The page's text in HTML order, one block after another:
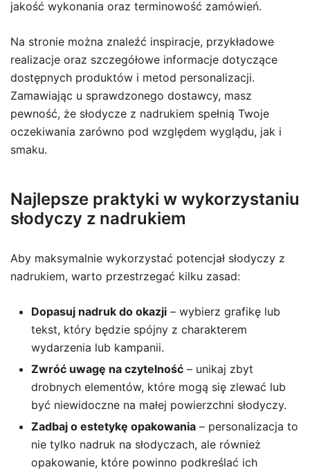
jakość wykonania oraz terminowość zamówień.
Na stronie można znaleźć inspiracje, przykładowe
realizacje oraz szczegółowe informacje dotyczące
dostępnych produktów i metod personalizacji.
Zamawiając u sprawdzonego dostawcy, masz
pewność, że słodycze z nadrukiem spełnią Twoje
oczekiwania zarówno pod względem wyglądu, jak i
smaku.
Najlepsze praktyki w wykorzystaniu
słodyczy z nadrukiem
Aby maksymalnie wykorzystać potencjał słodyczy z
nadrukiem, warto przestrzegać kilku zasad:
Dopasuj nadruk do okazji – wybierz grafikę lub
tekst, który będzie spójny z charakterem
wydarzenia lub kampanii.
Zwróć uwagę na czytelność – unikaj zbyt
drobnych elementów, które mogą się zlewać lub
być niewidoczne na małej powierzchni słodyczy.
Zadbaj o estetykę opakowania – personalizacja to
nie tylko nadruk na słodyczach, ale również
opakowanie, które powinno podkreślać ich